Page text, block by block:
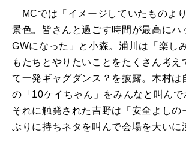
MCでは「イメージしていたものよ
景色。皆さんと過ごす時間が最高にハ
GWになった」と小森。浦川は「楽し
もたちとやりたいことをたくさん考え
て一発ギャグダンス？を披露。木村は
の「10ケイちゃん」をみんなと叫んで
それに触発された吉野は「安全よしの
ぶりに持ちネタを叫んで会場を大いに